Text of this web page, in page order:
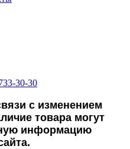
30-30
с изменением
товара могут
информацию